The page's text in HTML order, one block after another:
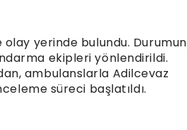
olay yerinde bulundu. Durumun
ekipleri yönlendirildi.
ambulanslarla Adilcevaz
süreci başlatıldı.